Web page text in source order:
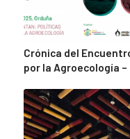
Crónica del
por la Agroecología –